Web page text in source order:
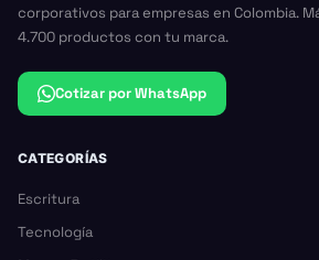
corporativos para empresas en Colombia.
4.700 productos con tu marca.
Cotizar por WhatsApp
CATEGORÍAS
Escritura
Tecnología